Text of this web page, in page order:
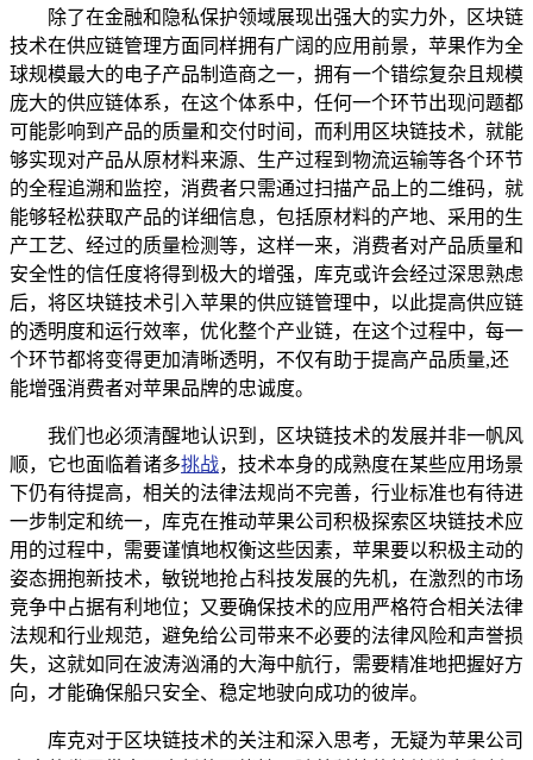
除了在金融和隐私保护领域展现出强大的实力外，区块链
技术在供应链管理方面同样拥有广阔的应用前景，苹果作为全
球规模最大的电子产品制造商之一，拥有一个错综复杂且规模
庞大的供应链体系，在这个体系中，任何一个环节出现问题都
可能影响到产品的质量和交付时间，而利用区块链技术，就能
够实现对产品从原材料来源、生产过程到物流运输等各个环节
的全程追溯和监控，消费者只需通过扫描产品上的二维码，就
能够轻松获取产品的详细信息，包括原材料的产地、采用的生
产工艺、经过的质量检测等，这样一来，消费者对产品质量和
安全性的信任度将得到极大的增强，库克或许会经过深思熟虑
后，将区块链技术引入苹果的供应链管理中，以此提高供应链
的透明度和运行效率，优化整个产业链，在这个过程中，每一
个环节都将变得更加清晰透明，不仅有助于提高产品质量,还
能增强消费者对苹果品牌的忠诚度。
我们也必须清醒地认识到，区块链技术的发展并非一帆风
顺，它也面临着诸多挑战，技术本身的成熟度在某些应用场景
下仍有待提高，相关的法律法规尚不完善，行业标准也有待进
一步制定和统一，库克在推动苹果公司积极探索区块链技术应
用的过程中，需要谨慎地权衡这些因素，苹果要以积极主动的
姿态拥抱新技术，敏锐地抢占科技发展的先机，在激烈的市场
竞争中占据有利地位；又要确保技术的应用严格符合相关法律
法规和行业规范，避免给公司带来不必要的法律风险和声誉损
失，这就如同在波涛汹涌的大海中航行，需要精准地把握好方
向，才能确保船只安全、稳定地驶向成功的彼岸。
库克对于区块链技术的关注和深入思考，无疑为苹果公司